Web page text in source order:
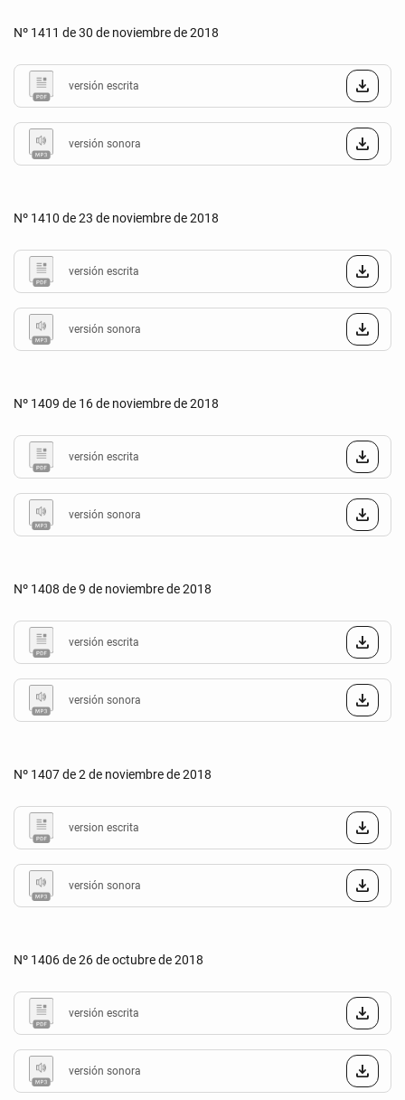
Nº 1411 de 30 de noviembre de 2018
versión escrita
versión sonora
Nº 1410 de 23 de noviembre de 2018
versión escrita
versión sonora
Nº 1409 de 16 de noviembre de 2018
versión escrita
versión sonora
Nº 1408 de 9 de noviembre de 2018
versión escrita
versión sonora
Nº 1407 de 2 de noviembre de 2018
version escrita
versión sonora
Nº 1406 de 26 de octubre de 2018
versión escrita
versión sonora